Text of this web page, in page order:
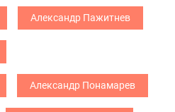
Александр Пажитнев
Александр Понамарев